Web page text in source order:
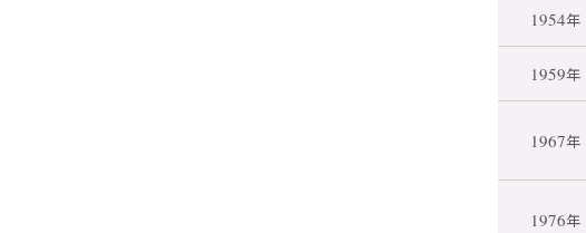
1954年
1959年
1967年
1976年